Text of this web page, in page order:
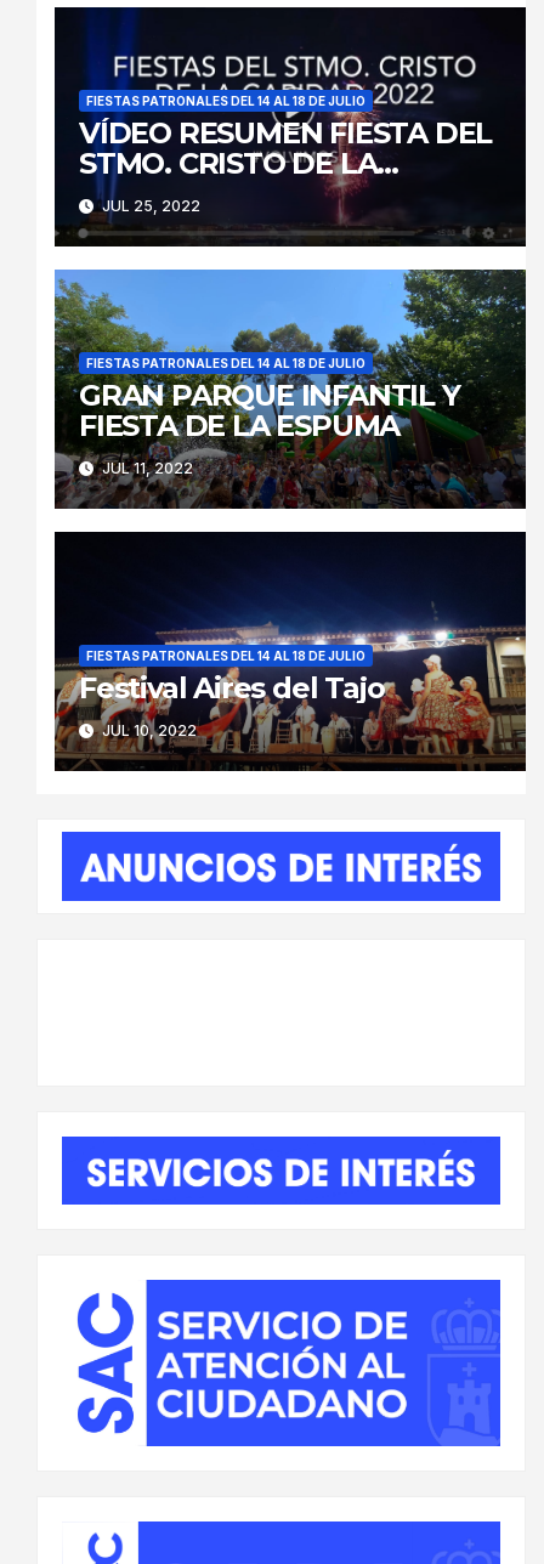
FIESTAS PATRONALES DEL 14 AL 18 DE JULIO
VÍDEO RESUMEN FIESTA DEL
STMO. CRISTO DE LA
CARIDAD 2022
JUL 25, 2022
FIESTAS PATRONALES DEL 14 AL 18 DE JULIO
GRAN PARQUE INFANTIL Y
FIESTA DE LA ESPUMA
JUL 11, 2022
FIESTAS PATRONALES DEL 14 AL 18 DE JULIO
Festival Aires del Tajo
JUL 10, 2022